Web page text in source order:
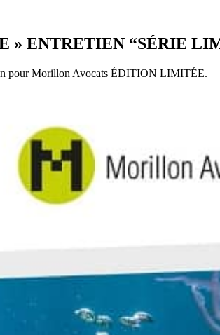
» ENTRETIEN “SÉRIE
pour Morillon Avocats ÉDITION LIMITÉE.